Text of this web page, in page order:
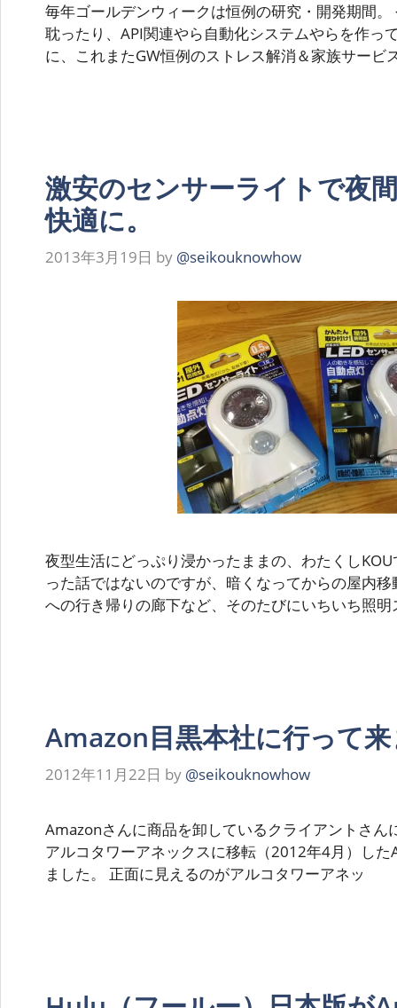
毎年ゴールデンウィークは恒例の研究・開発期間
耽ったり、API関連やら自動化システムやらを作っ
に、これまたGW恒例のストレス解消＆家族サービ
激安のセンサーライトで夜
快適に。
2013年3月19日 by @seikouknowhow
夜型生活にどっぷり浸かったままの、わたくし
った話ではないのですが、暗くなってからの屋内
への行き帰りの廊下など、そのたびにいちいち照明
Amazon目黒本社に行って
2012年11月22日 by @seikouknowhow
Amazonさんに商品を卸しているクライアントさん
アルコタワーアネックスに移転（2012年4月）し
ました。 正面に見えるのがアルコタワーアネッ